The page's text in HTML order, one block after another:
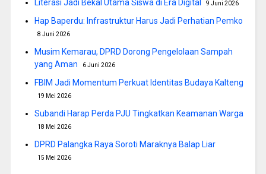
Literasi Jadi Bekal Utama Siswa di Era Digital 9 Juni 2026
Hap Baperdu: Infrastruktur Harus Jadi Perhatian Pemko
8 Juni 2026
Musim Kemarau, DPRD Dorong Pengelolaan Sampah
yang Aman
6 Juni 2026
FBIM Jadi Momentum Perkuat Identitas Budaya Kalteng
19 Mei 2026
Subandi Harap Perda PJU Tingkatkan Keamanan Warga
18 Mei 2026
DPRD Palangka Raya Soroti Maraknya Balap Liar
15 Mei 2026